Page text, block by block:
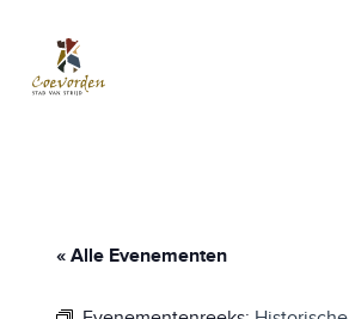
Stad Coevorden
STAD VAN STRIJD
« Alle Evenementen